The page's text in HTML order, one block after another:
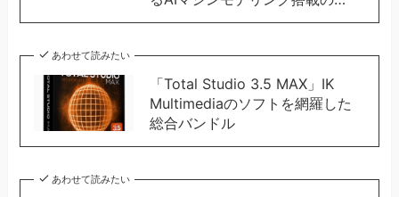
あわせて読みたい
「Total Studio 3.5 MAX」IK
Multimediaのソフトを網羅した
総合バンドル
あわせて読みたい